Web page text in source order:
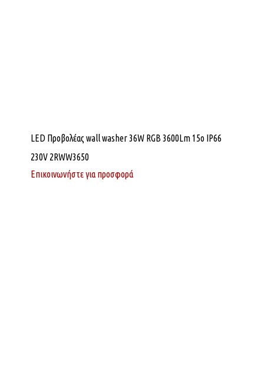
LED Προβολέας wall washer 36W RGB 3600Lm 15o IP66
230V 2RWW3650
Επικοινωνήστε για προσφορά